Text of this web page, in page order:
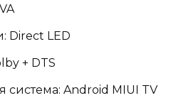
Direct LED
+ DTS
Android MIUI TV